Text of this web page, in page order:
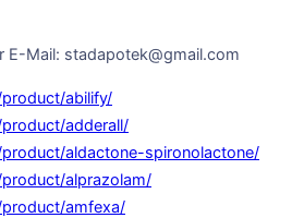
E-Mail: stadapotek@gmail.com
abilify/
adderall/
aldactone-spironolactone/
alprazolam/
amfexa/